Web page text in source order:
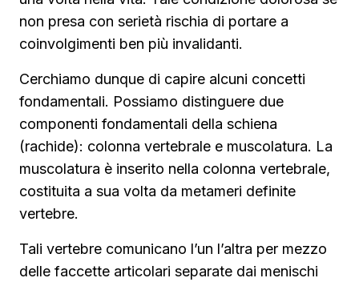
non presa con serietà rischia di portare a
coinvolgimenti ben più invalidanti.
Cerchiamo dunque di capire alcuni concetti
fondamentali. Possiamo distinguere due
componenti fondamentali della schiena
(rachide): colonna vertebrale e muscolatura. La
muscolatura è inserito nella colonna vertebrale,
costituita a sua volta da metameri definite
vertebre.
Tali vertebre comunicano l’un l’altra per mezzo
delle faccette articolari separate dai menischi